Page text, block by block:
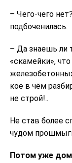
– Чего-чего
подбоченилась.
– Да знаешь ли
«скамейки»,
кое в чём
не строй!..
Не став более
чудом
Потом уже